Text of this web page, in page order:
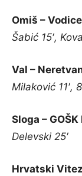
Omiš –
Šabić 15′,
Val –
Milaković 11′,
Sloga –
Delevski 25′
Hrvatski